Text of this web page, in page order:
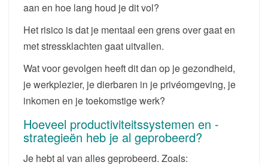
aan en hoe lang houd je dit vol?
Het risico is dat je mentaal een grens over gaat en
met stressklachten gaat uitvallen.
Wat voor gevolgen heeft dit dan op je gezondheid,
je werkplezier, je dierbaren in je privéomgeving, je
inkomen en je toekomstige werk?
Hoeveel productiviteitssystemen en -
strategieën heb je al geprobeerd?
Je hebt al van alles geprobeerd. Zoals: